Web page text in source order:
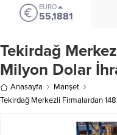
EURO
55,1881
Tekirdağ
Milyon Dolar
Anasayfa
Manşet
Tekirdağ Merkezli Firmalardan